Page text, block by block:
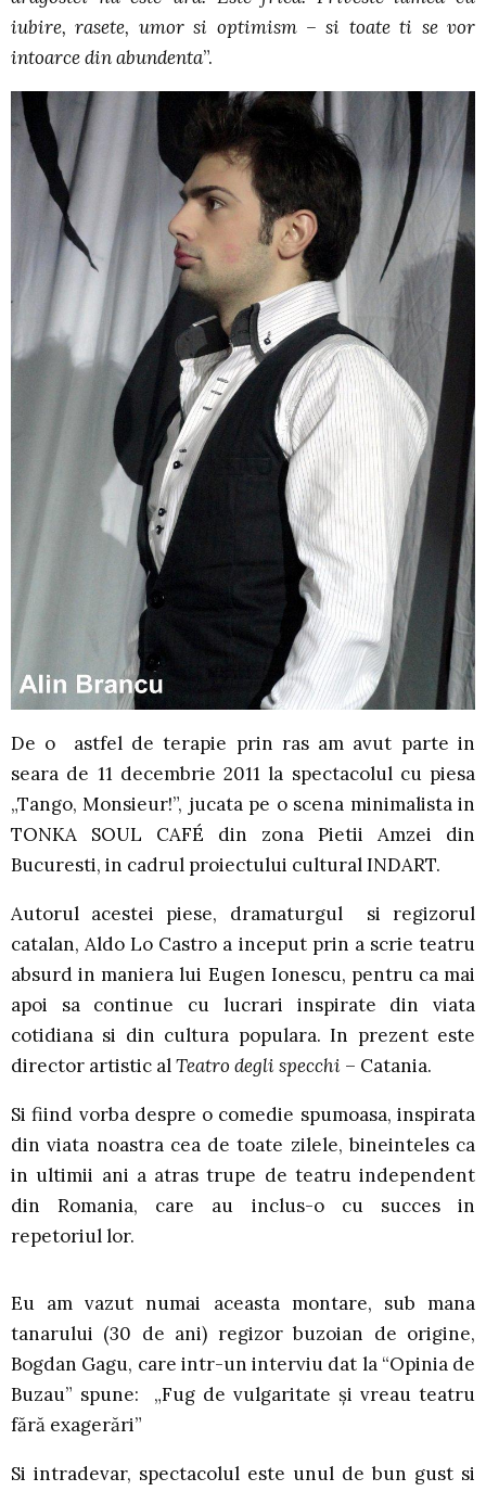
iubire, rasete, umor si optimism – si toate ti se vor
intoarce din abundenta”.
De o astfel de terapie prin ras am avut parte in
seara de 11 decembrie 2011 la spectacolul cu piesa
„Tango, Monsieur!”, jucata pe o scena minimalista in
TONKA SOUL CAFÉ din zona Pietii Amzei din
Bucuresti, in cadrul proiectului cultural INDART.
Autorul acestei piese, dramaturgul si regizorul
catalan, Aldo Lo Castro a inceput prin a scrie teatru
absurd in maniera lui Eugen Ionescu, pentru ca mai
apoi sa continue cu lucrari inspirate din viata
cotidiana si din cultura populara. In prezent este
director artistic alTeatro degli specchi – Catania.
Si fiind vorba despre o comedie spumoasa, inspirata
din viata noastra cea de toate zilele, bineinteles ca
in ultimii ani a atras trupe de teatru independent
din Romania, care au inclus-o cu succes in
repetoriul lor.
Eu am vazut numai aceasta montare, sub mana
tanarului (30 de ani) regizor buzoian de origine,
Bogdan Gagu, care intr-un interviu dat la “Opinia de
Buzau” spune: „Fug de vulgaritate şi vreau teatru
fără exagerări”
Si intradevar, spectacolul este unul de bun gust si